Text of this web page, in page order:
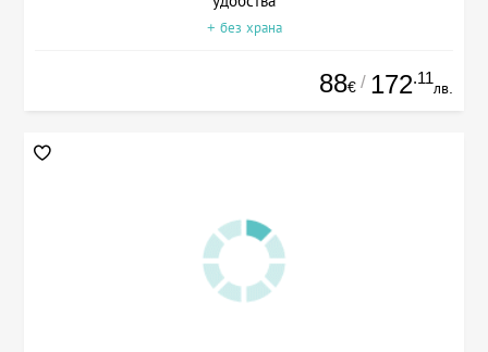
+ без храна
88€ / 172.11
лв.